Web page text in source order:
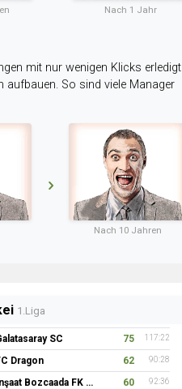
Nach 1 Jahr
mit nur wenigen Klicks erledigt
So sind viele Manager
Nach 10 Jahren
1.Liga
SC 75 117:22
Dragon 62 90:28
İnşaat Bozcaada FK 1957 60 92:36